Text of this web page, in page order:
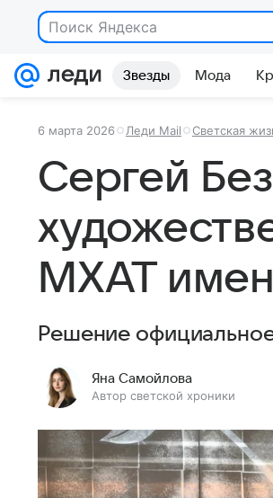
Поиск Яндекса
Звезды Мода
6 марта 2026 Леди Mail Светская
Сергей
МХАТ
Решение
Яна Самойлова
Автор светской хроники